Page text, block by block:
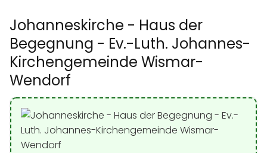
Johanneskirche - Haus der
Begegnung - Ev.-Luth. Johannes-
Kirchengemeinde Wismar-
Wendorf